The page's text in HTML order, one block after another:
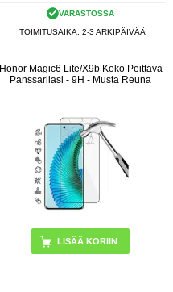
VARASTOSSA
TOIMITUSAIKA: 2-3 ARKIPÄIVÄÄ
Honor Magic6 Lite/X9b Koko Peittävä
Panssarilasi - 9H - Musta Reuna